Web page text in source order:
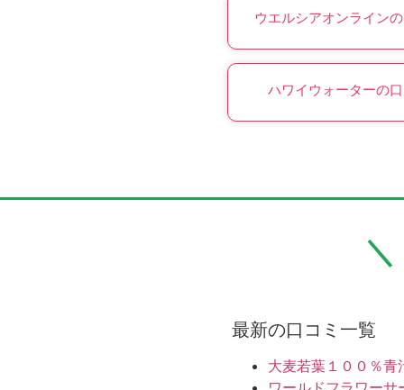
ウエルシアオンライン
ハワイウォーターの
最新の口コミ一覧
大麦若葉１００％